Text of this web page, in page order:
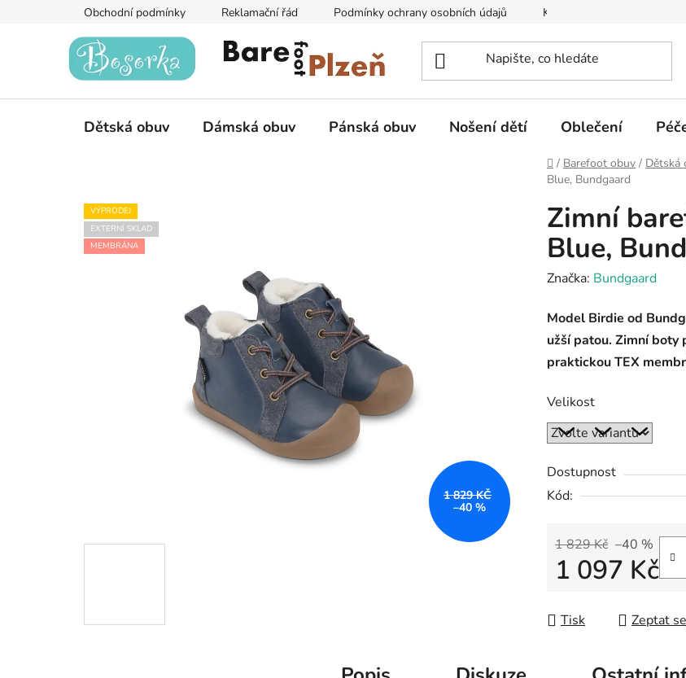
Obchodní podmínky Reklamační řád Podmínky ochrany osobních údajů Kontakty na prodejny
Dětská obuv Dámská obuv Pánská obuv Nošení dětí Oblečení
Domů
/ Barefoot obuv / Dětská
Blue, Bundgaard
Zimní
Blue,
Značka: Bundgaard
Model Birdie od
užší patou. Zimní boty
praktickou TEX
Velikost
Dostupnost
Kód:
1 829 Kč –40 %
1 097 Kč
Tisk Zeptat se
VÝPRODEJ
EXTERNÍ SKLAD
MEMBRÁNA
1 829 KČ
–40 %